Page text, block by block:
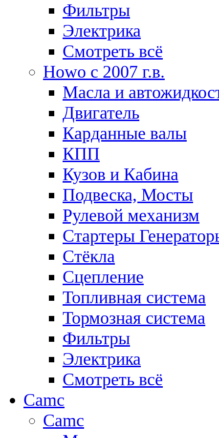
Фильтры
Электрика
Смотреть всё
Howo c 2007 г.в.
Масла и
Двигатель
Карданные валы
КПП
Кузов и Кабина
Подвеска, Мосты
Рулевой механизм
Стартеры
Стёкла
Сцепление
Топливная система
Тормозная система
Фильтры
Электрика
Смотреть всё
Camc
Camc